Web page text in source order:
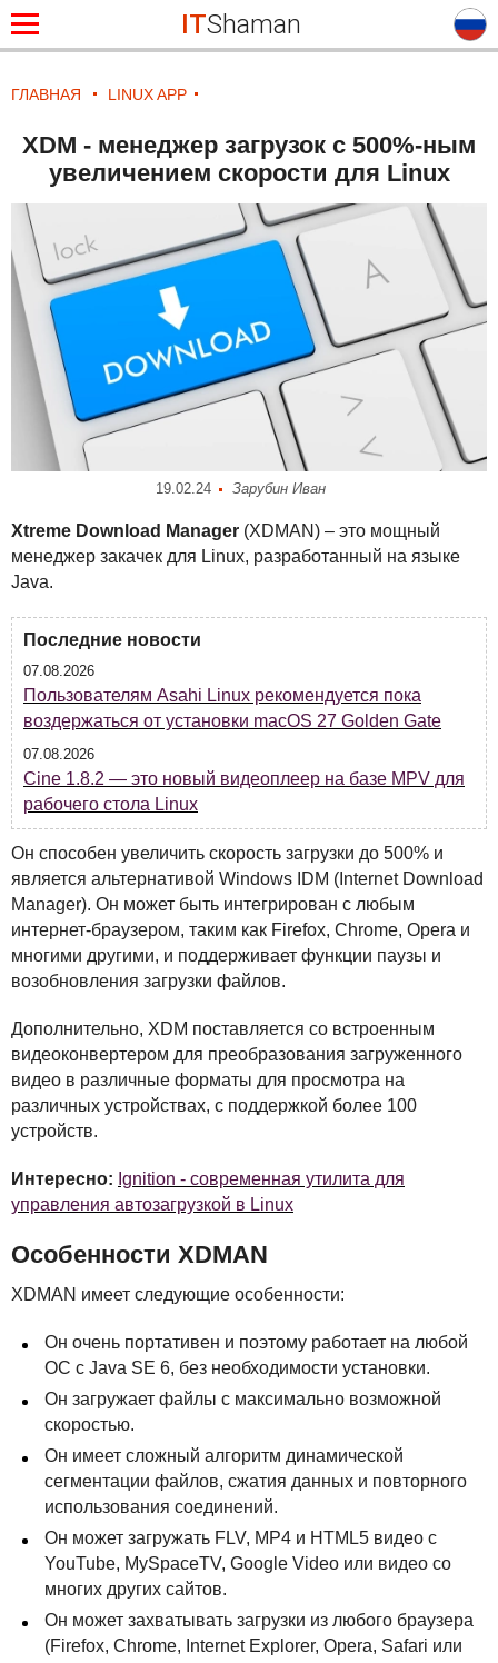
ITShaman
ГЛАВНАЯ LINUX APP
XDM - менеджер загрузок с 500%-ным
увеличением скорости для Linux
19.02.24 Зарубин Иван
Xtreme Download Manager (XDMAN) – это мощный
менеджер закачек для Linux, разработанный на языке
Java.
Последние новости
07.08.2026
Пользователям Asahi Linux рекомендуется пока
воздержаться от установки macOS 27 Golden Gate
07.08.2026
Cine 1.8.2 — это новый видеоплеер на базе MPV для
рабочего стола Linux
Он способен увеличить скорость загрузки до 500% и
является альтернативой Windows IDM (Internet Download
Manager). Он может быть интегрирован с любым
интернет-браузером, таким как Firefox, Chrome, Opera и
многими другими, и поддерживает функции паузы и
возобновления загрузки файлов.
Дополнительно, XDM поставляется со встроенным
видеоконвертером для преобразования загруженного
видео в различные форматы для просмотра на
различных устройствах, с поддержкой более 100
устройств.
Интересно: Ignition - современная утилита для
управления автозагрузкой в Linux
Особенности XDMAN
XDMAN имеет следующие особенности:
Он очень портативен и поэтому работает на любой
ОС с Java SE 6, без необходимости установки.
Он загружает файлы с максимально возможной
скоростью.
Он имеет сложный алгоритм динамической
сегментации файлов, сжатия данных и повторного
использования соединений.
Он может загружать FLV, MP4 и HTML5 видео с
YouTube, MySpaceTV, Google Video или видео со
многих других сайтов.
Он может захватывать загрузки из любого браузера
(Firefox, Chrome, Internet Explorer, Opera, Safari или